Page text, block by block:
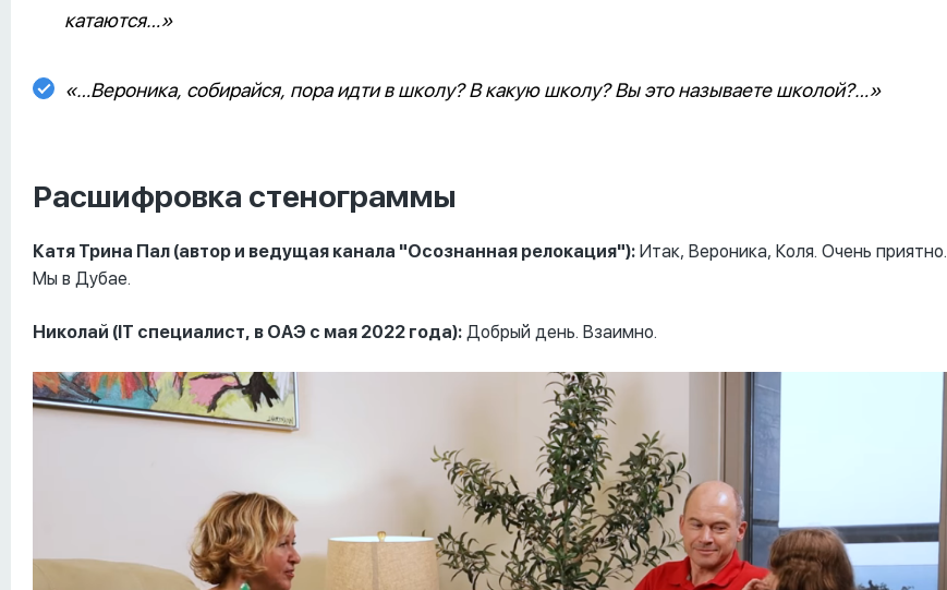
катаются…»
«…Вероника, собирайся, пора идти в школу? В какую школу? Вы это называете школой?…»
Расшифровка стенограммы
Катя Трина Пал (автор и ведущая канала "Осознанная релокация"): Итак, Вероника, Коля. Очень приятно.
Мы в Дубае.
Николай (IT специалист, в ОАЭ с мая 2022 года): Добрый день. Взаимно.